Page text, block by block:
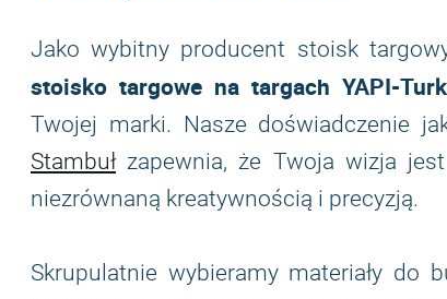
Jako wybitny producent stoisk
stoisko targowe na targach YAPI-
Twojej marki. Nasze doświadczenie
Stambułzapewnia, że Twoja wizja
niezrównaną kreatywnością i precyzją.
Skrupulatnie wybieramy materiały